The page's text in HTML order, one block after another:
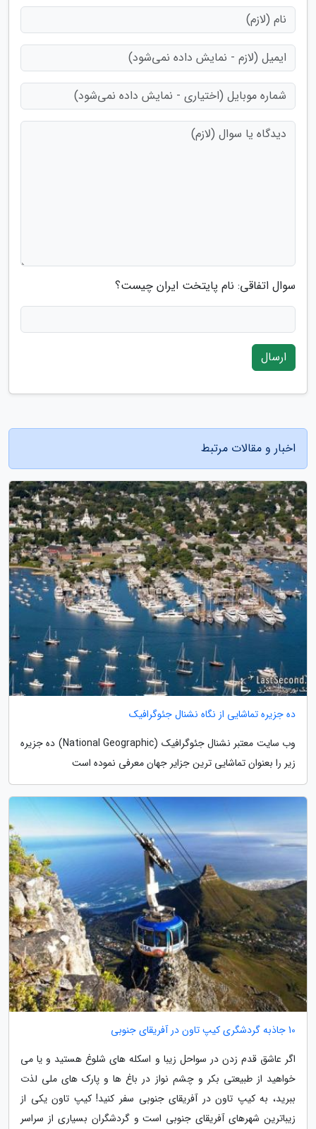
سوال اتفاقی: نام پایتخت ایران چیست؟
ارسال
اخبار و مقالات مرتبط
ده جزیره تماشایی از نگاه نشنال جئوگرافیک
وب سایت معتبر نشنال جئوگرافیک (National Geographic) ده جزیره
زیر را بعنوان تماشایی ترین جزایر جهان معرفی نموده است
10 جاذبه گردشگری کیپ تاون در آفریقای جنوبی
اگر عاشق قدم زدن در سواحل زیبا و اسکله های شلوغ هستید و یا می
خواهید از طبیعتی بکر و چشم نواز در باغ ها و پارک های ملی لذت
ببرید، به کیپ تاون در آفریقای جنوبی سفر کنید! کیپ تاون یکی از
زیباترین شهرهای آفریقای جنوبی است و گردشگران بسیاری از سراسر